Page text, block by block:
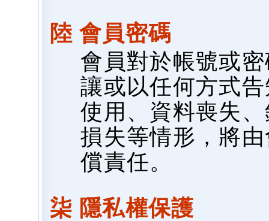
陸 會員密碼
會員對於帳號或
讓或以任何方式
使用、資料喪失
損失等情形，將
償責任。
柒 隱私權保護